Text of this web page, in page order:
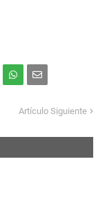
Artículo Siguiente